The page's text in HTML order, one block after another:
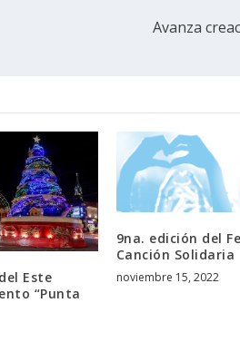
Avanza
Este
“Punta
9na. edición del
Canción Solidaria
noviembre 15, 2022